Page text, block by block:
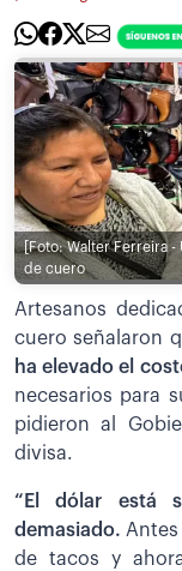
[Foto: Walter Ferreira -
de cuero
Artesanos
cuero señalaron
ha elevado el
necesarios para
pidieron al
divisa.
“El dólar está
demasiado. Antes
de tacos y